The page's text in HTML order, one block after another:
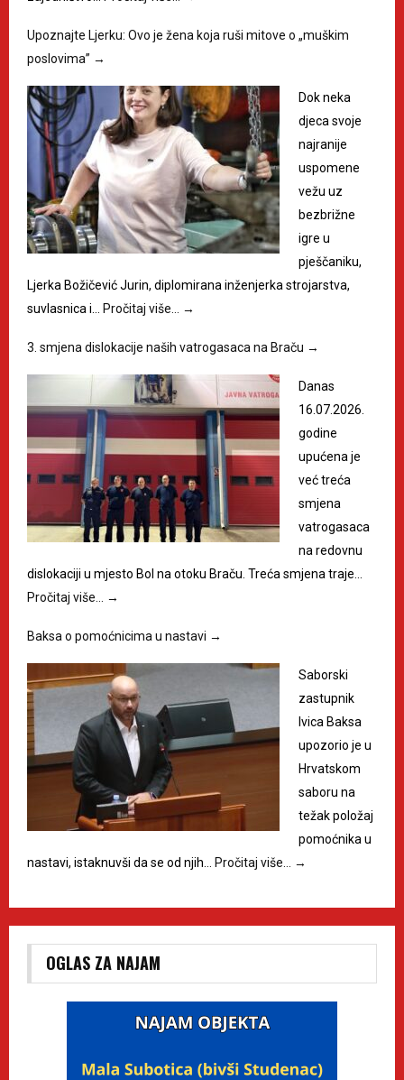
Upoznajte Ljerku: Ovo je žena koja ruši mitove o „muškim
poslovima” →
Dok neka
djeca svoje
najranije
uspomene
vežu uz
bezbrižne
igre u
pješčaniku,
Ljerka Božičević Jurin, diplomirana inženjerka strojarstva,
suvlasnica i…
Pročitaj više… →
3. smjena dislokacije naših vatrogasaca na Braču →
Danas
16.07.2026.
godine
upućena je
već treća
smjena
vatrogasaca
na redovnu
dislokaciji u mjesto Bol na otoku Braču. Treća smjena traje…
Pročitaj više…
→
Baksa o pomoćnicima u nastavi →
Saborski
zastupnik
Ivica Baksa
upozorio je u
Hrvatskom
saboru na
težak položaj
pomoćnika u
nastavi, istaknuvši da se od njih…
Pročitaj više… →
OGLAS ZA NAJAM